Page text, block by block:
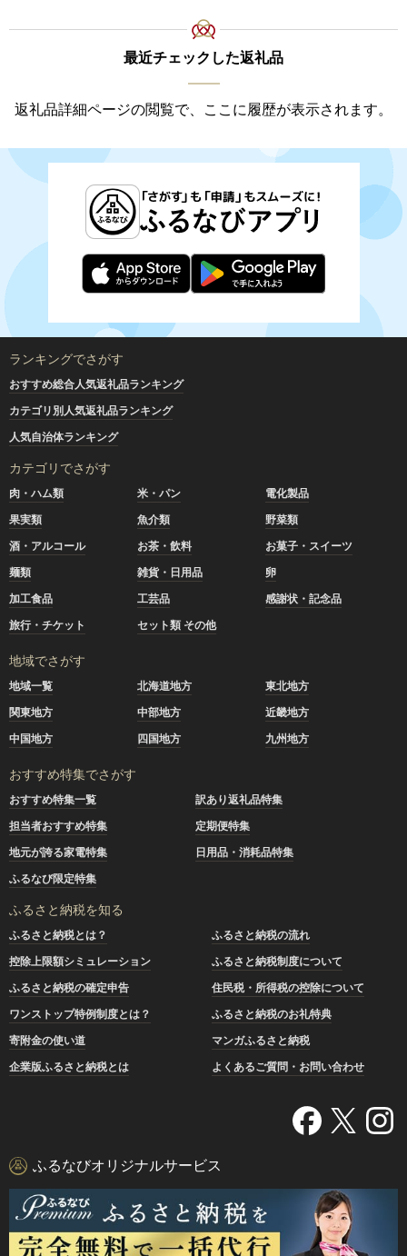
最近チェックした返礼品
返礼品詳細ページの閲覧で、ここに履歴が表示されます。
ランキングでさがす
おすすめ総合人気返礼品ランキング
カテゴリ別人気返礼品ランキング
人気自治体ランキング
カテゴリでさがす
肉・ハム類 米・パン
電化製品
果実類
魚介類
野菜類
酒・アルコール
お茶・飲料
お菓子・スイーツ
麺類
雑貨・日用品
卵
加工食品
工芸品
感謝状・記念品
旅行・チケット
セット類 その他
地域でさがす
地域一覧 北海道地方
東北地方
関東地方
中部地方
近畿地方
中国地方
四国地方 九州地方
おすすめ特集でさがす
おすすめ特集一覧
訳あり返礼品特集
担当者おすすめ特集
定期便特集
地元が誇る家電特集
日用品・消耗品特集
ふるなび限定特集
ふるさと納税を知る
ふるさと納税とは？
ふるさと納税の流れ
控除上限額シミュレーション
ふるさと納税制度について
ふるさと納税の確定申告
住民税・所得税の控除について
ワンストップ特例制度とは？
ふるさと納税のお礼特典
寄附金の使い道
マンガふるさと納税
企業版ふるさと納税とは
よくあるご質問・お問い合わせ
ふるなびオリジナルサービス